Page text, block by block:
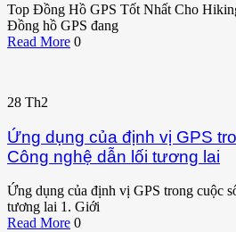
Top Đồng Hồ GPS Tốt Nhất Cho
Đồng hồ GPS đang
Read More 0
28 Th2
Ứng dụng của định vị GPS
Công nghệ dẫn lối tương lai
Ứng dụng của định vị GPS trong cuộc
tương lai 1. Giới
Read More 0